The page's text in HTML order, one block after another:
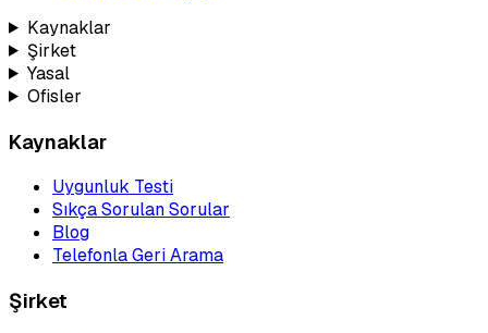
Kaynaklar
Şirket
Yasal
Ofisler
Kaynaklar
Uygunluk Testi
Sıkça Sorulan Sorular
Blog
Telefonla Geri Arama
Şirket